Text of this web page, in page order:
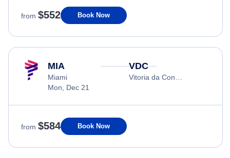
from $552 Book Now
MIA
Miami
Mon, Dec 21
VDC
from $584 Book Now